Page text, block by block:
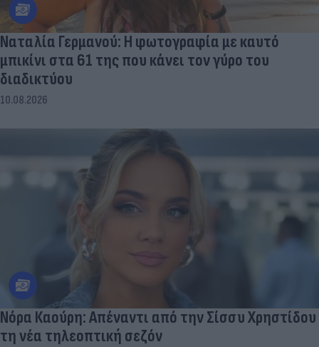
Ναταλία Γερμανού: Η φωτογραφία με καυτό
μπικίνι στα 61 της που κάνει τον γύρο του
διαδικτύου
10.08.2026
Νόρα Καούρη: Απέναντι από την Σίσσυ Χρηστίδου
τη νέα τηλεοπτική σεζόν